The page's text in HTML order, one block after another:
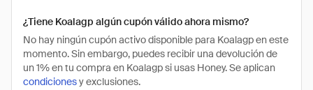
¿Tiene Koalagp algún cupón válido ahora mismo?
No hay ningún cupón activo disponible para Koalagp en este
momento. Sin embargo, puedes recibir una devolución de
un 1% en tu compra en Koalagp si usas Honey. Se aplican
condicionesy exclusiones.